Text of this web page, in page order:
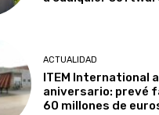
ACTUALIDAD
ITEM International
aniversario: prevé
60 millones de